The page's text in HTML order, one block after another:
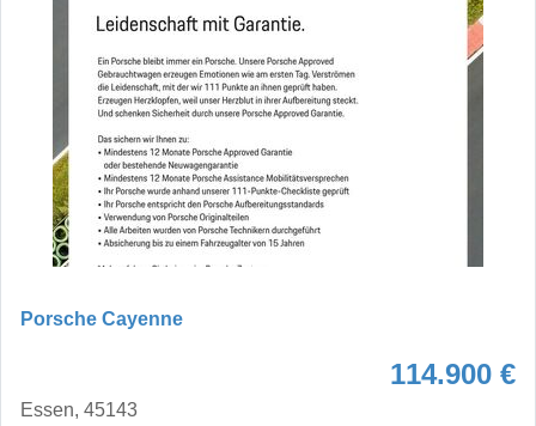
Porsche Cayenne
114.900 €
Essen, 45143